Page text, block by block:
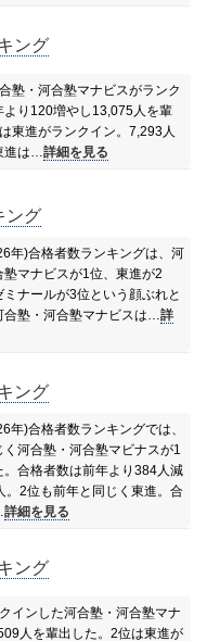
ング
塾・河合塾マナビスがランク
より120増やし13,075人を輩
東進がランクイン。7,293人
進は…詳細を見る
ング
年)合格者数ランキングは、河
塾マナビスが1位、東進が2
ミナールが3位という顔ぶれと
合塾・河合塾マナビスは…詳
ング
年)合格者数ランキングでは、
く河合塾・河合塾マビナスが1
。合格者数は前年より384人減
2位も前年と同じく東進。合
詳細を見る
ング
インした河合塾・河合塾マナ
人を輩出した。 2位は東進が